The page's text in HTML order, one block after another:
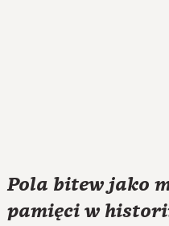
Pola bitew jako
pamięci w